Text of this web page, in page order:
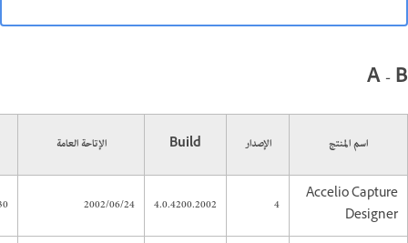
A - B
اسم المنتج الإصدار Build الإتاحة العامة
Accelio Capture
Designer
4
4.0.4200.2002
2002/06/24